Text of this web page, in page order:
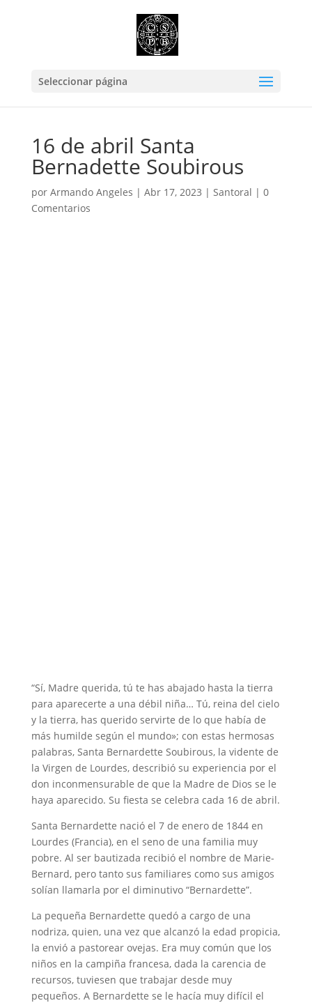
Seleccionar página
16 de abril Santa
Bernadette Soubirous
por Armando Angeles | Abr 17, 2023 | Santoral | 0
Comentarios
“Sí, Madre querida, tú te has abajado hasta la tierra
para aparecerte a una débil niña… Tú, reina del cielo
y la tierra, has querido servirte de lo que había de
más humilde según el mundo»; con estas hermosas
palabras, Santa Bernardette Soubirous, la vidente de
la Virgen de Lourdes, describió su experiencia por el
don inconmensurable de que la Madre de Dios se le
haya aparecido. Su fiesta se celebra cada 16 de abril.
Santa Bernardette nació el 7 de enero de 1844 en
Lourdes (Francia), en el seno de una familia muy
pobre. Al ser bautizada recibió el nombre de Marie-
Bernard, pero tanto sus familiares como sus amigos
solían llamarla por el diminutivo “Bernardette”.
La pequeña Bernardette quedó a cargo de una
nodriza, quien, una vez que alcanzó la edad propicia,
la envió a pastorear ovejas. Era muy común que los
niños en la campiña francesa, dada la carencia de
recursos, tuviesen que trabajar desde muy
pequeños. A Bernardette se le hacía muy difícil el